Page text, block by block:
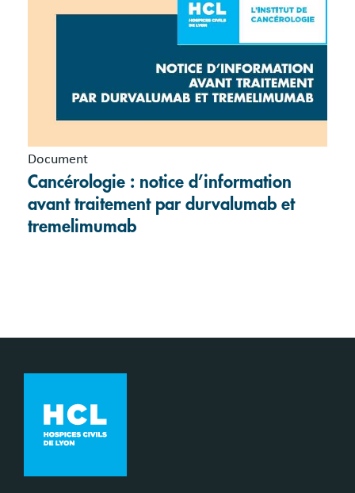
Document
Cancérologie : notice d’information
avant traitement par durvalumab et
tremelimumab